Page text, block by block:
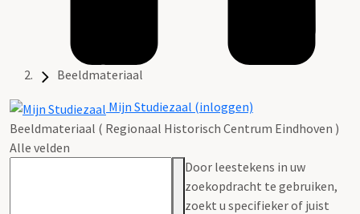
Beeldmateriaal
Mijn Studiezaal (inloggen)
Beeldmateriaal ( Regionaal Historisch Centrum Eindhoven )
Alle velden
Door leestekens in uw
zoekopdracht te gebruiken,
zoekt u specifieker of juist